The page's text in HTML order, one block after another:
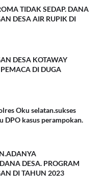
TIDAK SEDAP. DANA
DESA AIR RUPIK DI
DESA KOTAWAY
DI DUGA
Oku selatan.sukses
DPO kasus perampokan.
DESA. PROGRAM
DI TAHUN 2023